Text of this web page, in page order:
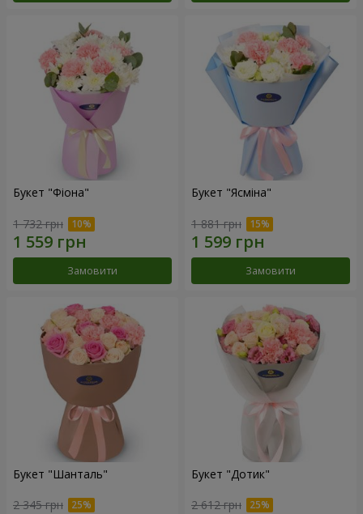
Букет "Фіона"
1 732 грн
Замовити
Букет "Ясміна"
1 881 грн
Замовити
Букет "Шанталь"
2 345 грн
Букет "Дотик"
2 612 грн